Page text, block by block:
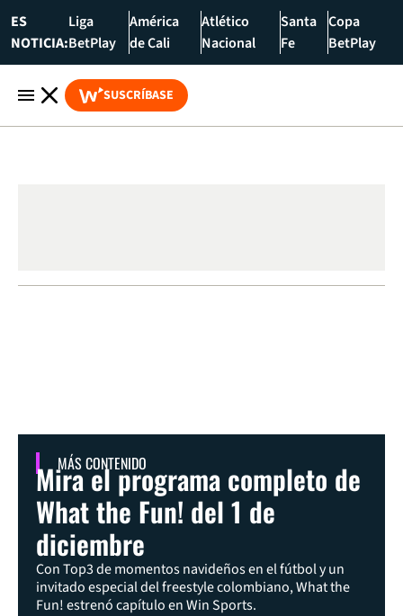
ES
NOTICIA:
Liga
BetPlay
América
de Cali
Atlético
Nacional
Santa
Fe
Copa
BetPlay
SUSCRÍBASE
MÁS CONTENIDO
Mira el programa completo de
What the Fun! del 1 de
diciembre
Con Top3 de momentos navideños en el fútbol y un
invitado especial del freestyle colombiano, What the
Fun! estrenó capítulo en Win Sports.